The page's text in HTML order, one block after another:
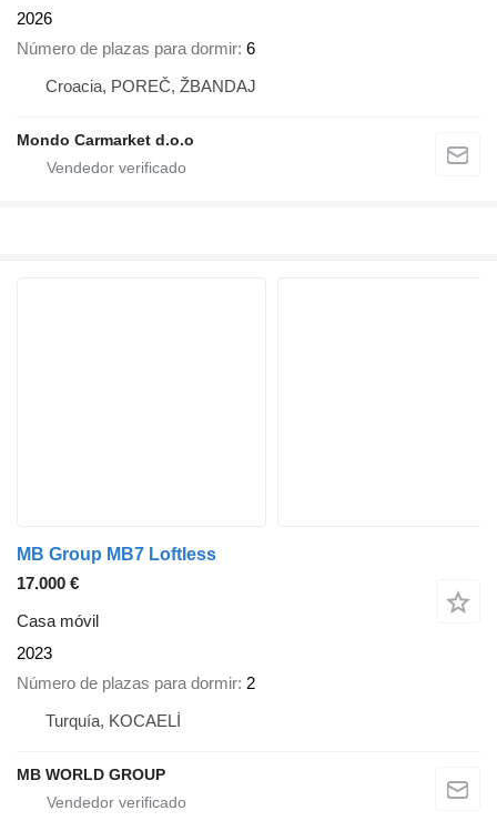
2026
Número de plazas para dormir 6
Croacia, POREČ, ŽBANDAJ
Mondo Carmarket d.o.o
MB Group MB7 Loftless
17.000 €
Casa móvil
2023
Número de plazas para dormir 2
Turquía, KOCAELİ
MB WORLD GROUP